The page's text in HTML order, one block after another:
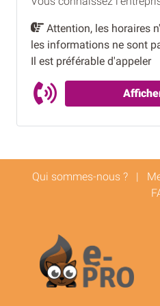
Attention, les horaires
les informations ne sont
Il est préférable d'appeler
Qui sommes-nous ? |